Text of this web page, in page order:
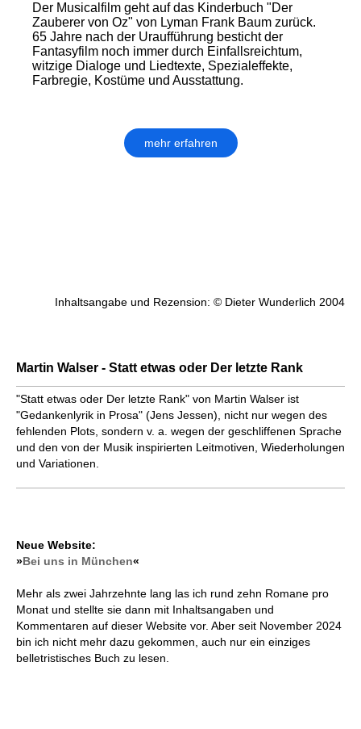
Der Musicalfilm geht auf das Kinderbuch "Der
Zauberer von Oz" von Lyman Frank Baum zurück.
65 Jahre nach der Uraufführung besticht der
Fantasyfilm noch immer durch Einfallsreichtum,
witzige Dialoge und Liedtexte, Spezialeffekte,
Farbregie, Kostüme und Ausstattung.
mehr erfahren
Inhaltsangabe und Rezension: © Dieter Wunderlich 2004
Martin Walser - Statt etwas oder Der letzte Rank
"Statt etwas oder Der letzte Rank" von Martin Walser ist
"Gedankenlyrik in Prosa" (Jens Jessen), nicht nur wegen des
fehlenden Plots, sondern v. a. wegen der geschliffenen Sprache
und den von der Musik inspirierten Leitmotiven, Wieder­holun­gen
und Variationen.
Neue Website:
»Bei uns in München«
Mehr als zwei Jahrzehnte lang las ich rund zehn Romane pro
Monat und stellte sie dann mit Inhaltsangaben und
Kommentaren auf dieser Website vor. Aber seit November 2024
bin ich nicht mehr dazu gekommen, auch nur ein einziges
belletristisches Buch zu lesen.